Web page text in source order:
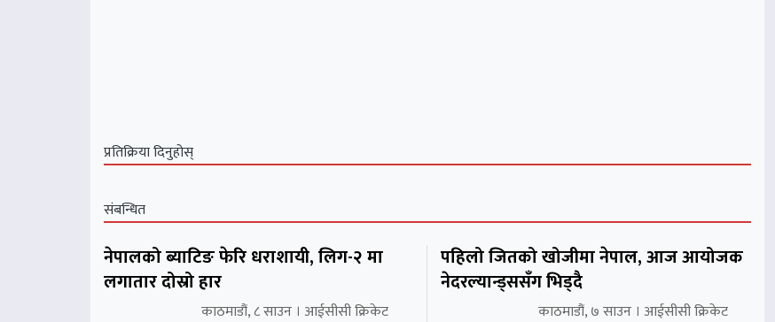
प्रतिक्रिया दिनुहोस्
संबन्धित
नेपालको ब्याटिङ फेरि धराशायी, लिग-२ मा
लगातार दोस्रो हार
काठमाडौं, ८ साउन । आईसीसी क्रिकेट
पहिलो जितको खोजीमा नेपाल, आज आयोजक
नेदरल्यान्ड्ससँग भिड्दै
काठमाडौं, ७ साउन । आईसीसी क्रिकेट